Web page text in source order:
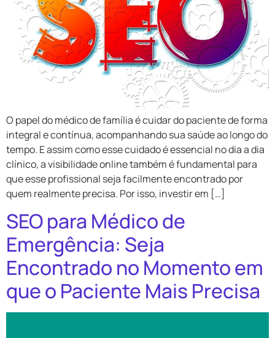
O papel do médico de família é cuidar do paciente de forma
integral e contínua, acompanhando sua saúde ao longo do
tempo. E assim como esse cuidado é essencial no dia a dia
clínico, a visibilidade online também é fundamental para
que esse profissional seja facilmente encontrado por
quem realmente precisa. Por isso, investir em […]
SEO para Médico de
Emergência: Seja
Encontrado no Momento em
que o Paciente Mais Precisa